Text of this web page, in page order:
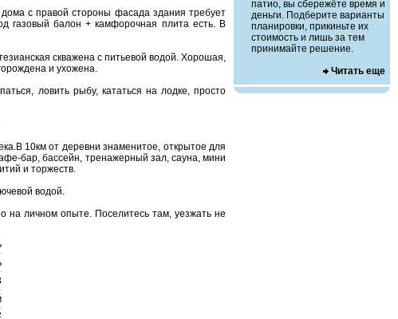
с правой стороны фасада здания требует
газовый балон + камфорочная плита есть. В
скважена с питьевой водой. Хорошая,
и ухожена.
ловить рыбу, кататься на лодке, просто
10км от деревни знаменитое, открытое для
бар, бассейн, тренажерный зал, сауна, мини
и торжеств.
водой.
на личном опыте. Поселитесь там, уезжать не
патио, вы сбережёте время и
деньги. Подберите варианты
планировки, прикиньте их
стоимость и лишь за тем
принимайте решение.
Читать еще